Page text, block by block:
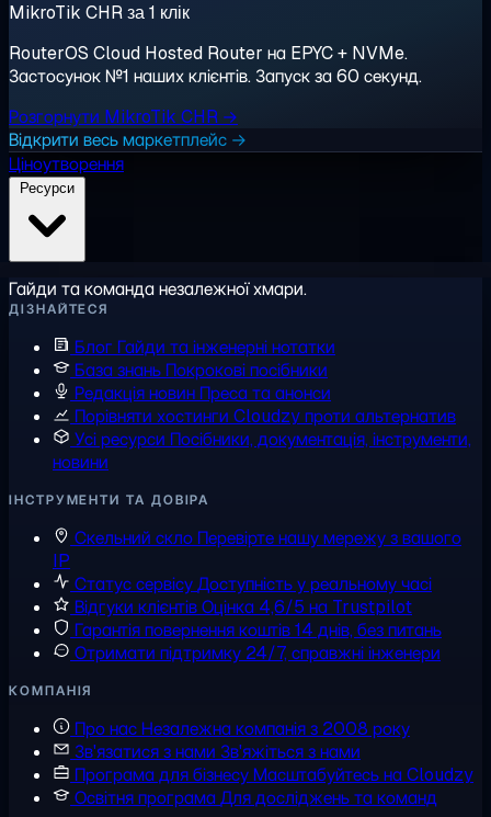
MikroTik CHR за 1 клік
RouterOS Cloud Hosted Router на EPYC + NVMe.
Застосунок №1 наших клієнтів. Запуск за 60 секунд.
Розгорнути MikroTik CHR →
Відкрити весь маркетплейс →
Ціноутворення
Гайди та команда незалежної хмари.
ДІЗНАЙТЕСЯ
Блог Гайди та інженерні нотатки
База знань Покрокові посібники
Редакція новин Преса та анонси
Порівняти хостинги Cloudzy проти альтернатив
Усі ресурси Посібники, документація, інструменти,
новини
ІНСТРУМЕНТИ ТА ДОВІРА
Скельний скло Перевірте нашу мережу з вашого
IP
Статус сервісуДоступність у реальному часі
Відгуки клієнтівОцінка 4,6/5 на Trustpilot
Гарантія повернення коштів14 днів, без питань
Отримати підтримку 24/7, справжні інженери
КОМПАНІЯ
Про насНезалежна компанія з 2008 року
Зв'язатися з нами Зв'яжіться з нами
Програма для бізнесуМасштабуйтесь на Cloudzy
Освітня програмаДля досліджень та команд